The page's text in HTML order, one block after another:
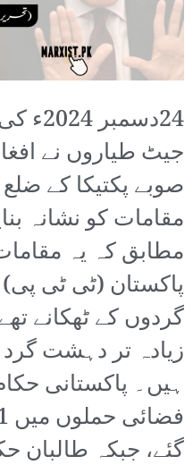
جیٹ طیاروں نے
صوبے پکتیکا کے
مقامات کو نشانہ
مطابق کہ یہ
پاکستان (ٹی ٹی
گردوں کے ٹھکانے
زیادہ تر دہشت
ہیں۔ پاکستانی
گئے، جبکہ طالبان